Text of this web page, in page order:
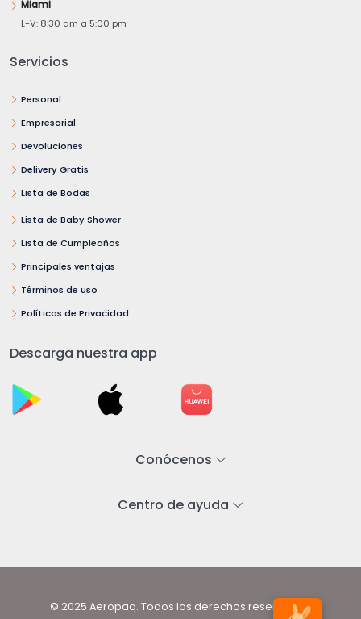
Miami
L-V: 8:30 am a 5:00 pm
Servicios
Personal
Empresarial
Devoluciones
Delivery Gratis
Lista de Bodas
Lista de Baby Shower
Lista de Cumpleaños
Principales ventajas
Términos de uso
Políticas de Privacidad
Descarga nuestra app
Conócenos
Centro de ayuda
© 2025 Aeropaq. Todos los derechos reservados.